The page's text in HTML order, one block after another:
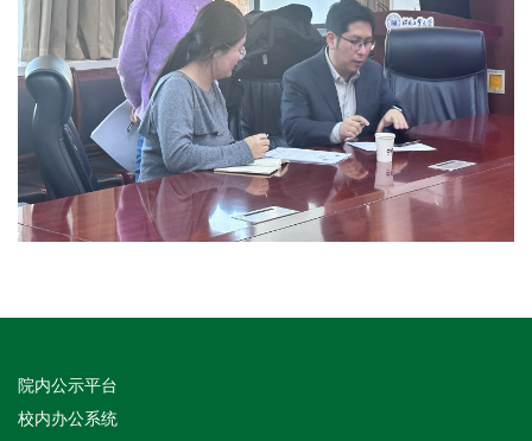
院内公示平台
校内办公系统